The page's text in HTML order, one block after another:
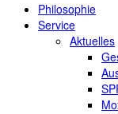
Philosophie
Service
Aktuelles